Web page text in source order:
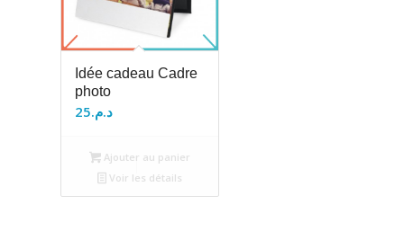
Idée cadeau Cadre
photo
د.م.25
Ajouter au panier
Voir les détails